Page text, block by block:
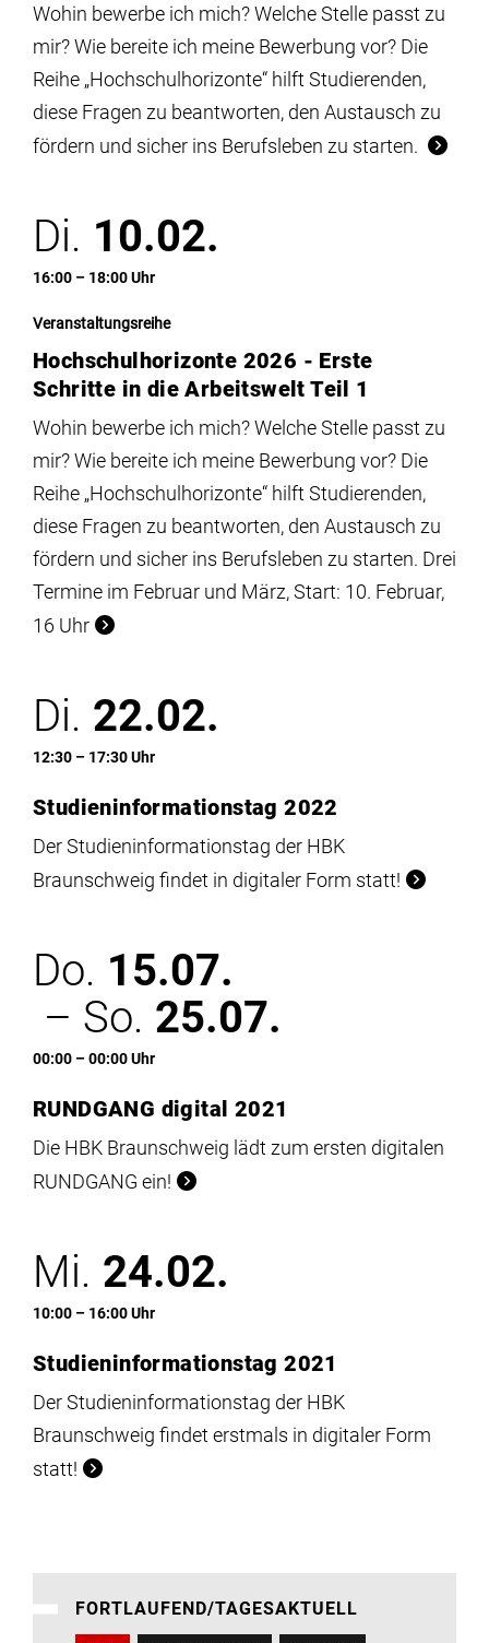
Wohin bewerbe ich mich? Welche Stelle passt zu
mir? Wie bereite ich meine Bewerbung vor? Die
Reihe „Hochschulhorizonte“ hilft Studierenden,
diese Fragen zu beantworten, den Austausch zu
fördern und sicher ins Berufsleben zu starten.
Di. 10.02.
16:00 – 18:00 Uhr
Veranstaltungsreihe
Hochschulhorizonte 2026 - Erste
Schritte in die Arbeitswelt Teil 1
Wohin bewerbe ich mich? Welche Stelle passt zu
mir? Wie bereite ich meine Bewerbung vor? Die
Reihe „Hochschulhorizonte“ hilft Studierenden,
diese Fragen zu beantworten, den Austausch zu
fördern und sicher ins Berufsleben zu starten. Drei
Termine im Februar und März, Start: 10. Februar,
16 Uhr
Di. 22.02.
12:30 – 17:30 Uhr
Studieninformationstag 2022
Der Studieninformationstag der HBK
Braunschweig findet in digitaler Form statt!
Do. 15.07.
– So. 25.07.
00:00 – 00:00 Uhr
RUNDGANG digital 2021
Die HBK Braunschweig lädt zum ersten digitalen
RUNDGANG ein!
Mi. 24.02.
10:00 – 16:00 Uhr
Studieninformationstag 2021
Der Studieninformationstag der HBK
Braunschweig findet erstmals in digitaler Form
statt!
FORTLAUFEND/TAGESAKTUELL